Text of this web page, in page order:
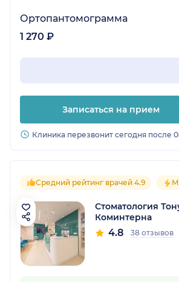
Ортопантомограмма
1 270 ₽
Записаться на прием
Клиника перезвонит сегодня после
Средний рейтинг врачей 4.9
Стоматология
Коминтерна
4.8 38 отзывов